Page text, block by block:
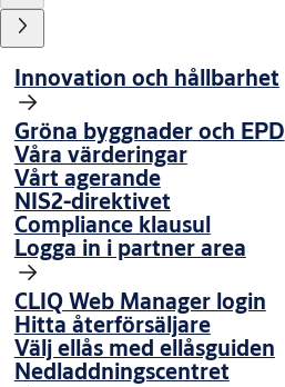
Innovation och hållbarhet
Gröna byggnader och EPD
Våra värderingar
Vårt agerande
NIS2-direktivet
Compliance klausul
Logga in i partner area
CLIQ Web Manager login
Hitta återförsäljare
Välj ellås med ellåsguiden
Nedladdningscentret